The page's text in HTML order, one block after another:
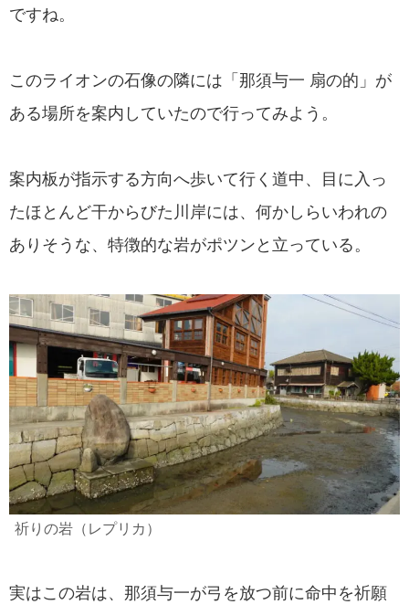
ですね。
このライオンの石像の隣には「那須与一 扇の的」が
ある場所を案内していたので行ってみよう。
案内板が指示する方向へ歩いて行く道中、目に入っ
たほとんど干からびた川岸には、何かしらいわれの
ありそうな、特徴的な岩がポツンと立っている。
祈りの岩（レプリカ）
実はこの岩は、那須与一が弓を放つ前に命中を祈願